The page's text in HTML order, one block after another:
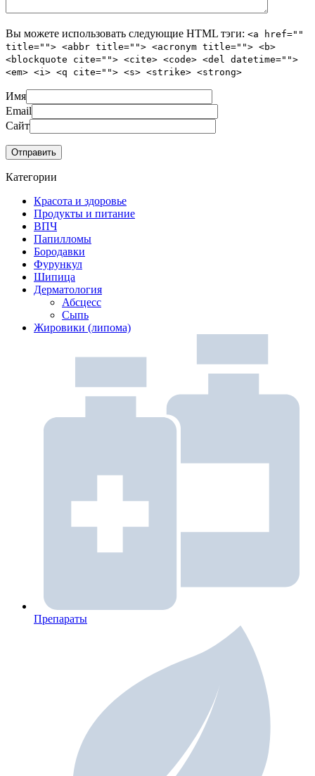
Вы можете использовать следующие HTML тэги: <a href=""
title=""> <abbr title=""> <acronym title=""> <b>
<blockquote cite=""> <cite> <code> <del datetime="">
<em> <i> <q cite=""> <s> <strike> <strong>
Имя
Email
Сайт
Категории
Красота и здоровье
Продукты и питание
ВПЧ
Папилломы
Бородавки
Фурункул
Шипица
Дерматология
Абсцесс
Сыпь
Жировики (липома)
Препараты